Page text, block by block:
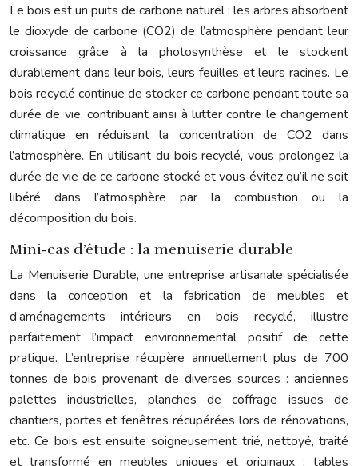
Le bois est un puits de carbone naturel : les arbres absorbent
le dioxyde de carbone (CO2) de l’atmosphère pendant leur
croissance grâce à la photosynthèse et le stockent
durablement dans leur bois, leurs feuilles et leurs racines. Le
bois recyclé continue de stocker ce carbone pendant toute sa
durée de vie, contribuant ainsi à lutter contre le changement
climatique en réduisant la concentration de CO2 dans
l’atmosphère. En utilisant du bois recyclé, vous prolongez la
durée de vie de ce carbone stocké et vous évitez qu’il ne soit
libéré dans l’atmosphère par la combustion ou la
décomposition du bois.
Mini-cas d’étude : la menuiserie durable
La Menuiserie Durable, une entreprise artisanale spécialisée
dans la conception et la fabrication de meubles et
d’aménagements intérieurs en bois recyclé, illustre
parfaitement l’impact environnemental positif de cette
pratique. L’entreprise récupère annuellement plus de 700
tonnes de bois provenant de diverses sources : anciennes
palettes industrielles, planches de coffrage issues de
chantiers, portes et fenêtres récupérées lors de rénovations,
etc. Ce bois est ensuite soigneusement trié, nettoyé, traité
et transformé en meubles uniques et originaux : tables